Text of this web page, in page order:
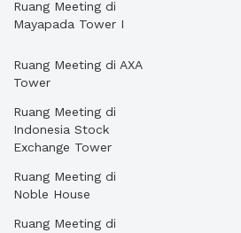
Ruang Meeting di
Mayapada Tower I
Ruang Meeting di AXA
Tower
Ruang Meeting di
Indonesia Stock
Exchange Tower
Ruang Meeting di
Noble House
Ruang Meeting di